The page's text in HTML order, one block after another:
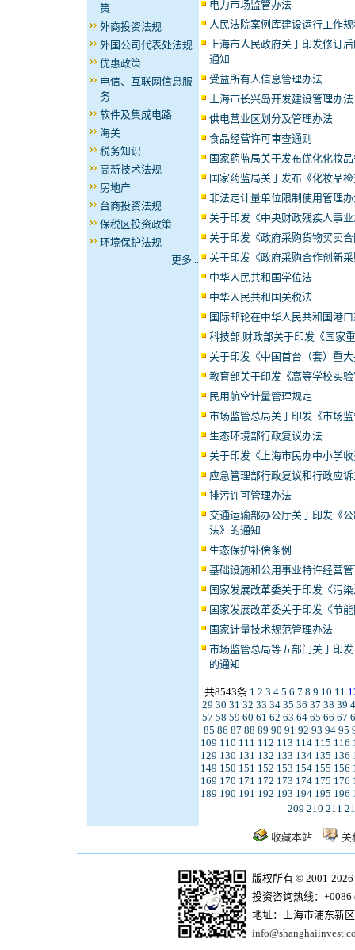
策
外商投资法规
外国公司代表处法规
优惠政策
电信、互联网信息服
务
软件及集成电路
海关
税务知识
高新技术法规
房地产
台商投资法规
保税区投资政策
环境保护法规
更多...
电力市场监管办法
人民法院案例库建设运行工作
上海市人民政府关于印发修订
通知
受益所有人信息管理办法
上海市长兴岛开发建设管理办法
供电营业区划分及管理办法
食品经营许可审查通则
国家药监局关于发布优化化妆
国家药监局关于发布《化妆品
非法定计量单位限制使用管理
关于印发《中央财政残疾人事
关于印发《政府采购货物买卖
关于印发《政府采购合作创新
中华人民共和国学位法
中华人民共和国关税法
国际邮轮在中华人民共和国港
科技部 财政部关于印发《国家
关于印发《中国首台（套）重
教育部关于印发《高等学校实
民用航空计量管理规定
市场监管总局关于印发《市场
生态环境部行政复议办法
关于印发《上海市民办中小学
应急管理部行政复议和行政应
排污许可管理办法
交通运输部办公厅关于印发《
法》的通知
生态保护补偿条例
基础设施和公用事业特许经营
国家发展改革委关于印发《污
国家发展改革委关于印发《节
国家计量技术规范管理办法
市场监管总局等五部门关于印
的通知
共8543条 1 2 3 4 5 6 7 8 9 10 11
29 30 31 32 33 34 35 36 37 38 39
57 58 59 60 61 62 63 64 65 66 67
85 86 87 88 89 90 91 92 93 94 95
109 110 111 112 113 114 115 116
129 130 131 132 133 134 135 136
149 150 151 152 153 154 155 156
169 170 171 172 173 174 175 176
189 190 191 192 193 194 195 196
209 210 211
收藏本站 关
版权所有 © 2001-
投资咨询热线：+0086
地址：上海市浦东新